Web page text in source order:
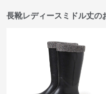
長靴レディースミドル丈の